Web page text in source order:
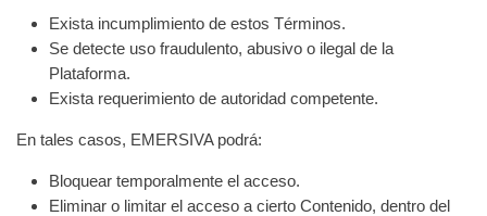
Exista incumplimiento de estos Términos.
Se detecte uso fraudulento, abusivo o ilegal de la
Plataforma.
Exista requerimiento de autoridad competente.
En tales casos, EMERSIVA podrá:
Bloquear temporalmente el acceso.
Eliminar o limitar el acceso a cierto Contenido, dentro del